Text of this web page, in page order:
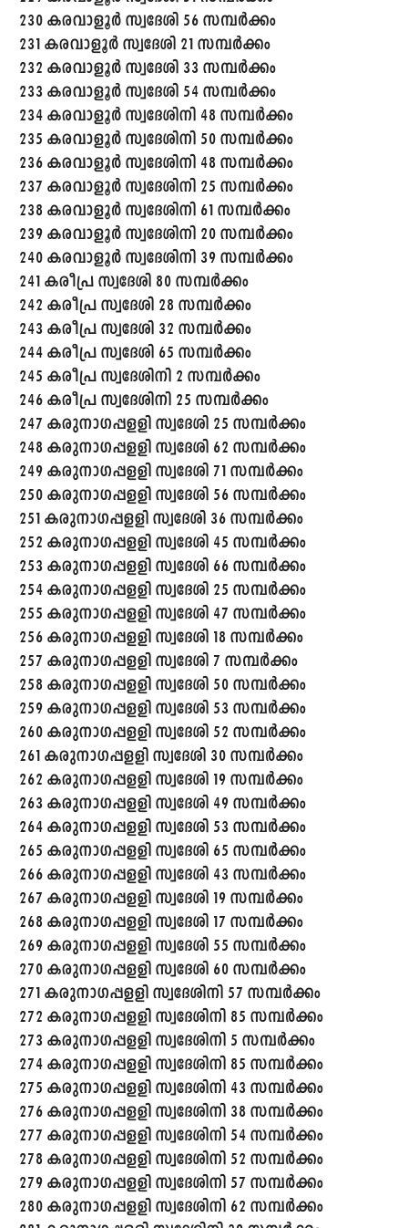
230 കരവാളൂർ സ്വദേശി 56 സമ്പർക്കം
231 കരവാളൂർ സ്വദേശി 21 സമ്പർക്കം
232 കരവാളൂർ സ്വദേശി 33 സമ്പർക്കം
233 കരവാളൂർ സ്വദേശി 54 സമ്പർക്കം
234 കരവാളൂർ സ്വദേശിനി 48 സമ്പർക്കം
235 കരവാളൂർ സ്വദേശിനി 50 സമ്പർക്കം
236 കരവാളൂർ സ്വദേശിനി 48 സമ്പർക്കം
237 കരവാളൂർ സ്വദേശിനി 25 സമ്പർക്കം
238 കരവാളൂർ സ്വദേശിനി 61 സമ്പർക്കം
239 കരവാളൂർ സ്വദേശിനി 20 സമ്പർക്കം
240 കരവാളൂർ സ്വദേശിനി 39 സമ്പർക്കം
241 കരീപ്ര സ്വദേശി 80 സമ്പർക്കം
242 കരീപ്ര സ്വദേശി 28 സമ്പർക്കം
243 കരീപ്ര സ്വദേശി 32 സമ്പർക്കം
244 കരീപ്ര സ്വദേശി 65 സമ്പർക്കം
245 കരീപ്ര സ്വദേശിനി 2 സമ്പർക്കം
246 കരീപ്ര സ്വദേശിനി 25 സമ്പർക്കം
247 കരുനാഗപ്പളളി സ്വദേശി 25 സമ്പർക്കം
248 കരുനാഗപ്പളളി സ്വദേശി 62 സമ്പർക്കം
249 കരുനാഗപ്പളളി സ്വദേശി 71 സമ്പർക്കം
250 കരുനാഗപ്പളളി സ്വദേശി 56 സമ്പർക്കം
251 കരുനാഗപ്പളളി സ്വദേശി 36 സമ്പർക്കം
252 കരുനാഗപ്പളളി സ്വദേശി 45 സമ്പർക്കം
253 കരുനാഗപ്പളളി സ്വദേശി 66 സമ്പർക്കം
254 കരുനാഗപ്പളളി സ്വദേശി 25 സമ്പർക്കം
255 കരുനാഗപ്പളളി സ്വദേശി 47 സമ്പർക്കം
256 കരുനാഗപ്പളളി സ്വദേശി 18 സമ്പർക്കം
257 കരുനാഗപ്പളളി സ്വദേശി 7 സമ്പർക്കം
258 കരുനാഗപ്പളളി സ്വദേശി 50 സമ്പർക്കം
259 കരുനാഗപ്പളളി സ്വദേശി 53 സമ്പർക്കം
260 കരുനാഗപ്പളളി സ്വദേശി 52 സമ്പർക്കം
261 കരുനാഗപ്പളളി സ്വദേശി 30 സമ്പർക്കം
262 കരുനാഗപ്പളളി സ്വദേശി 19 സമ്പർക്കം
263 കരുനാഗപ്പളളി സ്വദേശി 49 സമ്പർക്കം
264 കരുനാഗപ്പളളി സ്വദേശി 53 സമ്പർക്കം
265 കരുനാഗപ്പളളി സ്വദേശി 65 സമ്പർക്കം
266 കരുനാഗപ്പളളി സ്വദേശി 43 സമ്പർക്കം
267 കരുനാഗപ്പളളി സ്വദേശി 19 സമ്പർക്കം
268 കരുനാഗപ്പളളി സ്വദേശി 17 സമ്പർക്കം
269 കരുനാഗപ്പളളി സ്വദേശി 55 സമ്പർക്കം
270 കരുനാഗപ്പളളി സ്വദേശി 60 സമ്പർക്കം
271 കരുനാഗപ്പളളി സ്വദേശിനി 57 സമ്പർക്കം
272 കരുനാഗപ്പളളി സ്വദേശിനി 85 സമ്പർക്കം
273 കരുനാഗപ്പളളി സ്വദേശിനി 5 സമ്പർക്കം
274 കരുനാഗപ്പളളി സ്വദേശിനി 85 സമ്പർക്കം
275 കരുനാഗപ്പളളി സ്വദേശിനി 43 സമ്പർക്കം
276 കരുനാഗപ്പളളി സ്വദേശിനി 38 സമ്പർക്കം
277 കരുനാഗപ്പളളി സ്വദേശിനി 54 സമ്പർക്കം
278 കരുനാഗപ്പളളി സ്വദേശിനി 52 സമ്പർക്കം
279 കരുനാഗപ്പളളി സ്വദേശിനി 57 സമ്പർക്കം
280 കരുനാഗപ്പളളി സ്വദേശിനി 62 സമ്പർക്കം